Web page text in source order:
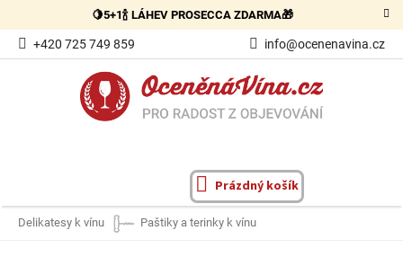
obsah
🍋5+1🍾 LÁHEV PROSECCA ZDARMA🎁
+420 725 749 859 info@ocenenavina.cz
NÁKUPNÍ
KOŠÍK
Prázdný košík
Delikatesy k vínu Paštiky a terinky k vínu